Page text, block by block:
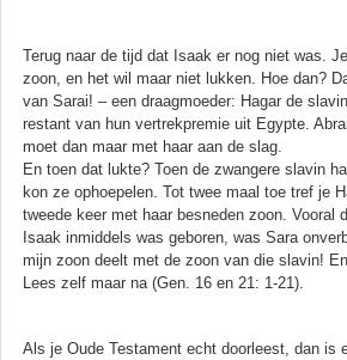
Terug naar de tijd dat Isaak er nog niet was.
zoon, en het wil maar niet lukken. Hoe dan?
van Sarai! – een draagmoeder: Hagar de
restant van hun vertrekpremie uit Egypte.
moet dan maar met haar aan de slag.
En toen dat lukte? Toen de zwangere slavin
kon ze ophoepelen. Tot twee maal toe tref je
tweede keer met haar besneden zoon. Vooral
Isaak inmiddels was geboren, was Sara
mijn zoon deelt met de zoon van die slavin!
Lees zelf maar na (Gen. 16 en 21: 1-21).
Als je Oude Testament echt doorleest, dan is